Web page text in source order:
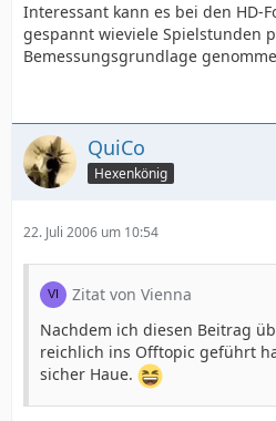
Interessant kann es bei den HD-
gespannt wieviele Spielstunden
Bemessungsgrundlage
QuiCo
Hexenkönig
22. Juli 2006 um 10:54
Zitat von Vienna
Nachdem ich diesen Beitrag
reichlich ins Offtopic geführt
sicher Haue.